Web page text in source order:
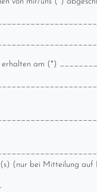
am (*)
(nur bei Mitteilung auf